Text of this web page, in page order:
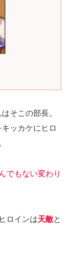
そこの部長。
ッカケにヒロ
でもない変わり
ロインは天敵と